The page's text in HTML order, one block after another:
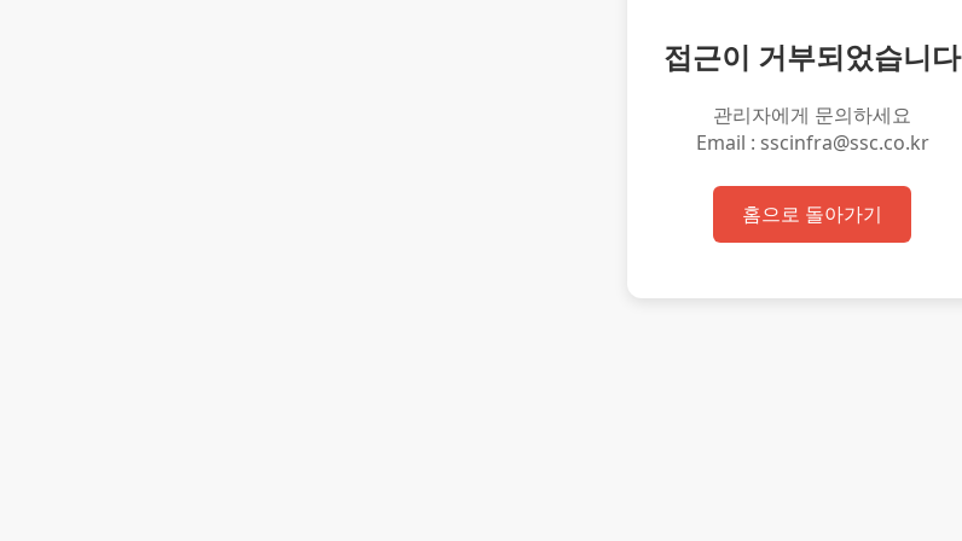
접근이 거부되었습니다
관리자에게 문의하세요
Email : sscinfra@ssc.co.kr
홈으로 돌아가기